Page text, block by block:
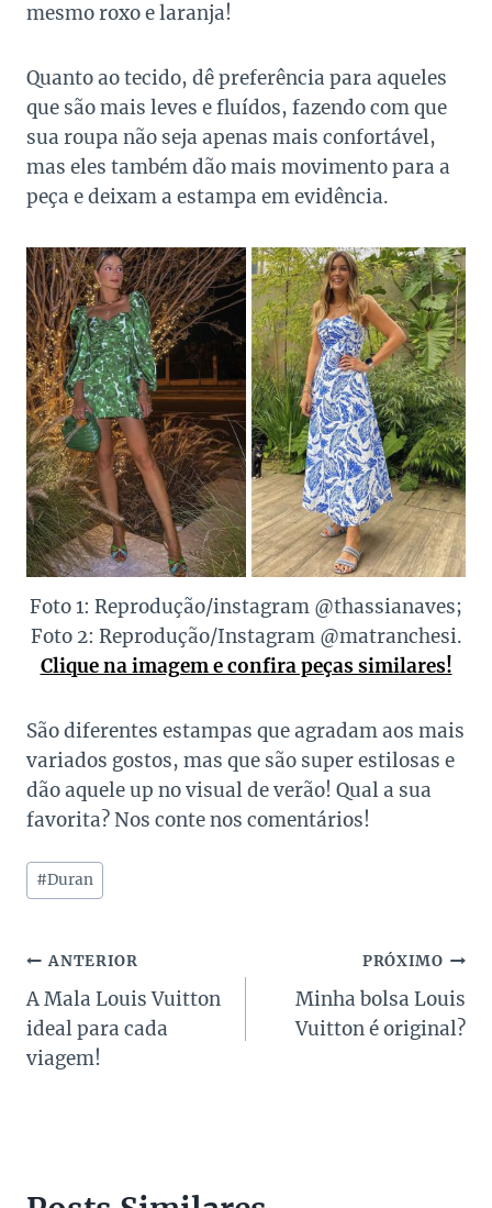
mesmo roxo e laranja!
Quanto ao tecido, dê preferência para aqueles
que são mais leves e fluídos, fazendo com que
sua roupa não seja apenas mais confortável,
mas eles também dão mais movimento para a
peça e deixam a estampa em evidência.
Foto 1: Reprodução/instagram @thassianaves;
Foto 2: Reprodução/Instagram @matranchesi.
Clique na imagem e confira peças similares!
São diferentes estampas que agradam aos mais
variados gostos, mas que são super estilosas e
dão aquele up no visual de verão! Qual a sua
favorita? Nos conte nos comentários!
Tags
do
#Duran
Navegação
de
Post
ANTERIOR
A Mala Louis Vuitton
ideal para cada
viagem!
PRÓXIMO
Minha bolsa Louis
Vuitton é original?